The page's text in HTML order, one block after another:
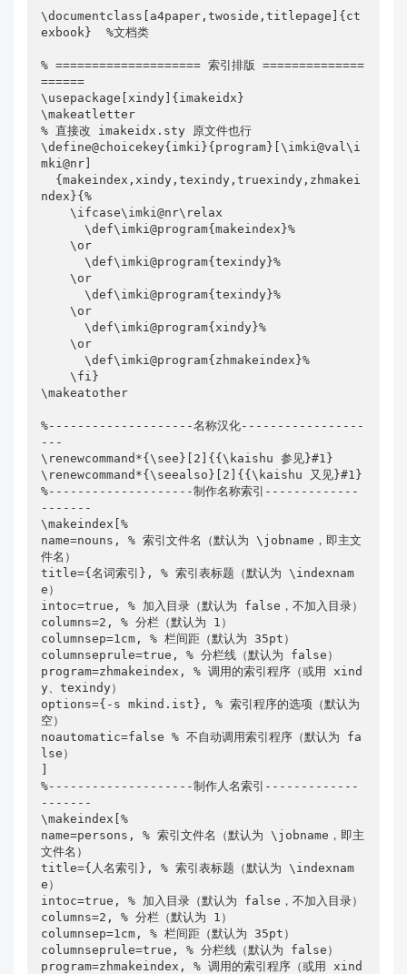
\documentclass[a4paper,twoside,titlepage]{ct
exbook}  %文档类
% ==================== 索引排版 ==============
======
\usepackage[xindy]{imakeidx}
\makeatletter
% 直接改 imakeidx.sty 原文件也行
\define@choicekey{imki}{program}[\imki@val\i
mki@nr]
ndex}{%
    \ifcase\imki@nr\relax
      \def\imki@program{makeindex}%
    \or
      \def\imki@program{texindy}%
    \or
      \def\imki@program{texindy}%
    \or
      \def\imki@program{xindy}%
    \or
      \def\imki@program{zhmakeindex}%
    \fi}
\makeatother
%--------------------名称汉化-----------------
---
\renewcommand*{\see}[2]{{\kaishu 参见}#1}
\renewcommand*{\seealso}[2]{{\kaishu 又见}#1}
%--------------------制作名称索引-------------
-------
\makeindex[%
name=nouns, % 索引文件名（默认为 \jobname，即主文
件名）
title={名词索引}, % 索引表标题（默认为 \indexnam
e）
intoc=true, % 加入目录（默认为 false，不加入目录）
columns=2, % 分栏（默认为 1）
columnsep=1cm, % 栏间距（默认为 35pt）
columnseprule=true, % 分栏线（默认为 false）
program=zhmakeindex, % 调用的索引程序（或用 xind
y、texindy）
options={-s mkind.ist}, % 索引程序的选项（默认为
空）
noautomatic=false % 不自动调用索引程序（默认为 fa
lse）
%--------------------制作人名索引-------------
-------
\makeindex[%
name=persons, % 索引文件名（默认为 \jobname，即主
文件名）
title={人名索引}, % 索引表标题（默认为 \indexnam
e）
intoc=true, % 加入目录（默认为 false，不加入目录）
columns=2, % 分栏（默认为 1）
columnsep=1cm, % 栏间距（默认为 35pt）
columnseprule=true, % 分栏线（默认为 false）
program=zhmakeindex, % 调用的索引程序（或用 xind